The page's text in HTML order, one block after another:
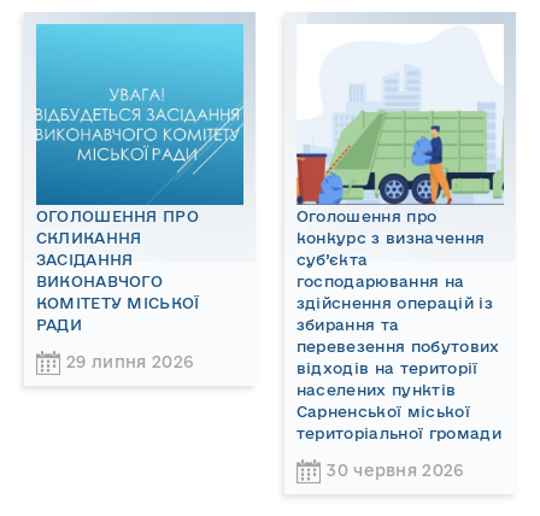
ОГОЛОШЕННЯ ПРО
СКЛИКАННЯ
ЗАСІДАННЯ
ВИКОНАВЧОГО
КОМІТЕТУ МІСЬКОЇ
РАДИ
29 липня 2026
Оголошення про
конкурс з визначення
суб’єкта
господарювання на
здійснення операцій із
збирання та
перевезення побутових
відходів на території
населених пунктів
Сарненської міської
територіальної громади
30 червня 2026